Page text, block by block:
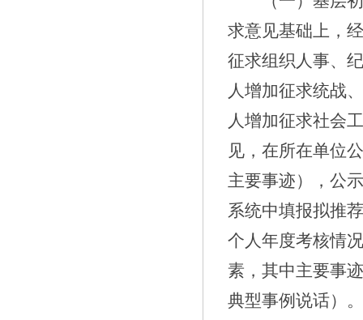
求意见基础上，
征求组织人事、
人增加征求统战
人增加征求社会
见，在所在单位
主要事迹），公
系统中填报拟推
个人年度考核情
素，其中主要事
典型事例说话）。